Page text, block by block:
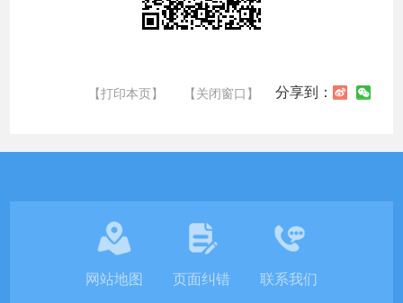
【打印本页】 【关闭窗口】 分享到：
网站地图 页面纠错 联系我们